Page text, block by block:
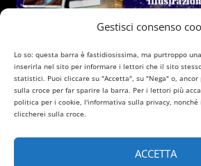
Gestisci consenso
Lo so: questa barra è fastidiosissima, ma purtroppo
inserirla nel sito per informare i lettori che il sito
statistici. Puoi cliccare su "Accetta", su "Nega" o, ancor
sulla croce per far sparire la barra. Per i lettori più
politica per i cookie, l'informativa sulla privacy,
cliccherei sulla croce.
ACCETTA